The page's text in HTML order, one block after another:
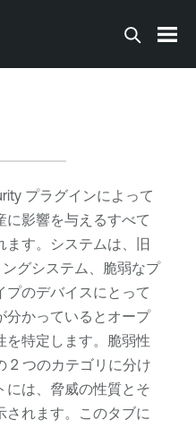
に移動する
プラグインによって
に影響を与えるすべて
ます。システムは、旧
グシステム、脆弱なプ
プのデバイスにとって
分かっているとオープ
を特定します。脆弱性
2 つのカテゴリに分け
には、脅威の性質とそ
されます。このタブに